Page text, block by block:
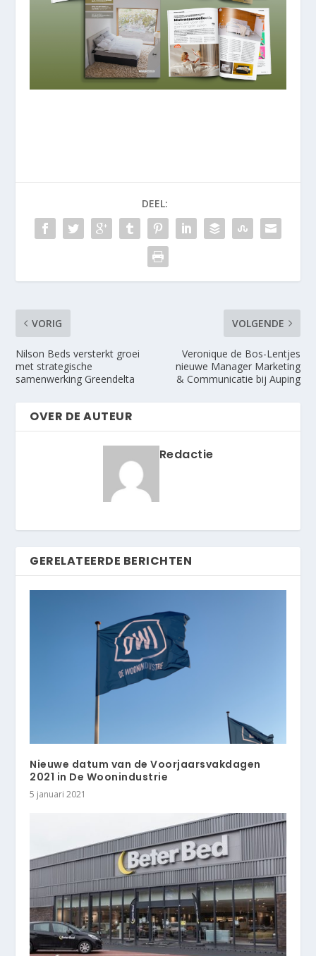
DEEL:
VORIG
Nilson Beds versterkt groei
met strategische
samenwerking Greendelta
VOLGENDE
Veronique de Bos-Lentjes
nieuwe Manager Marketing
& Communicatie bij Auping
OVER DE AUTEUR
Redactie
GERELATEERDE BERICHTEN
Nieuwe datum van de Voorjaarsvakdagen
2021 in De Woonindustrie
5 januari 2021